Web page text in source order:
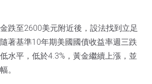
跌至2600美元附近後，設法找到立足
著基準10年期美國國債收益率週三跌
水平，低於4.3%，黃金繼續上漲，並
。